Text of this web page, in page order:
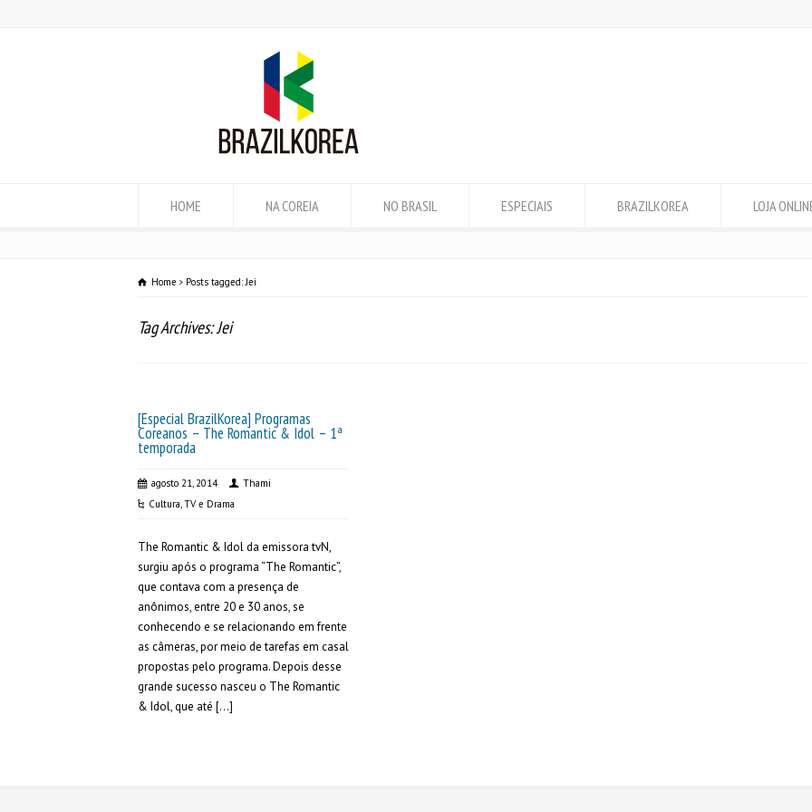
HOME NA COREIA NO BRASIL ESPECIAIS BRAZILKOREA LOJA
Home Posts tagged: Jei
Tag Archives: Jei
[Especial BrazilKorea] Programas
Coreanos – The Romantic & Idol – 1ª
temporada
agosto 21, 2014
Thami
Cultura,TV e Drama
The Romantic & Idol da emissora tvN,
surgiu após o programa “The Romantic”,
que contava com a presença de
anônimos, entre 20 e 30 anos, se
conhecendo e se relacionando em frente
as câmeras, por meio de tarefas em casal
propostas pelo programa. Depois desse
grande sucesso nasceu o The Romantic
& Idol, que até […]